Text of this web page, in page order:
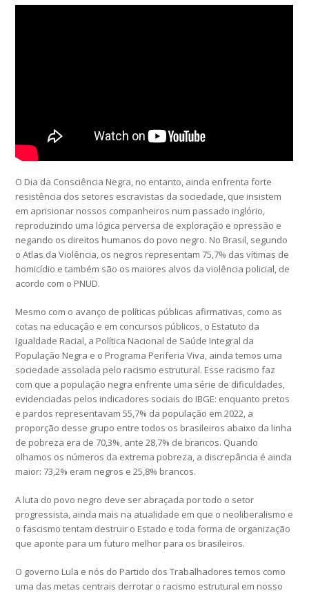
O Dia da Consciência Negra, no entanto, ainda enfrenta forte
resistência dos setores escravistas da sociedade, que insistem
em aprisionar nossos companheiros num passado inglório,
reproduzindo uma lógica perversa de exploração e opressão e
negando os direitos humanos do povo negro. No Brasil, segundo
o Atlas da Violência, os negros representam 75,7% das vítimas de
homicídio e também são os maiores alvos da violência policial, de
acordo com o PNUD.
Mesmo com o avanço de políticas públicas afirmativas, como as
cotas na educação e em concursos públicos, o Estatuto da
Igualdade Racial, a Política Nacional de Saúde Integral da
População Negra e o Programa Periferia Viva, ainda temos uma
sociedade assolada pelo racismo estrutural. Esse racismo faz
com que a população negra enfrente uma série de dificuldades,
evidenciadas pelos indicadores sociais do IBGE: enquanto pretos
e pardos representavam 55,7% da população em 2022, a
proporção desse grupo entre todos os brasileiros abaixo da linha
de pobreza era de 70,3%, ante 28,7% de brancos. Quando
olhamos os números da extrema pobreza, a discrepância é ainda
maior: 73,2% eram negros e 25,8% brancos.
A luta do povo negro deve ser abraçada por todo o setor
progressista, ainda mais na atualidade em que o neoliberalismo e
o fascismo tentam destruir o Estado e toda forma de organização
que aponte para um futuro melhor para os brasileiros.
O governo Lula e nós do Partido dos Trabalhadores temos como
uma das metas centrais derrotar o racismo estrutural em nosso